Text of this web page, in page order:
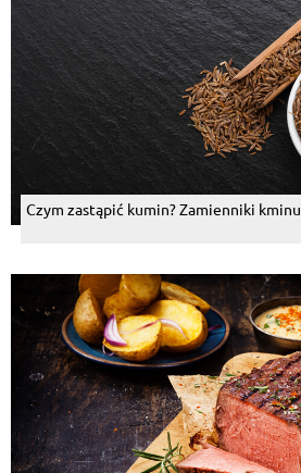
Czym zastąpić kumin? Zamienniki